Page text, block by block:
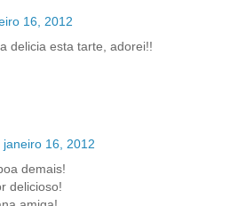
16, 2012
delicia esta tarte, adorei!!
16, 2012
demais!
delicioso!